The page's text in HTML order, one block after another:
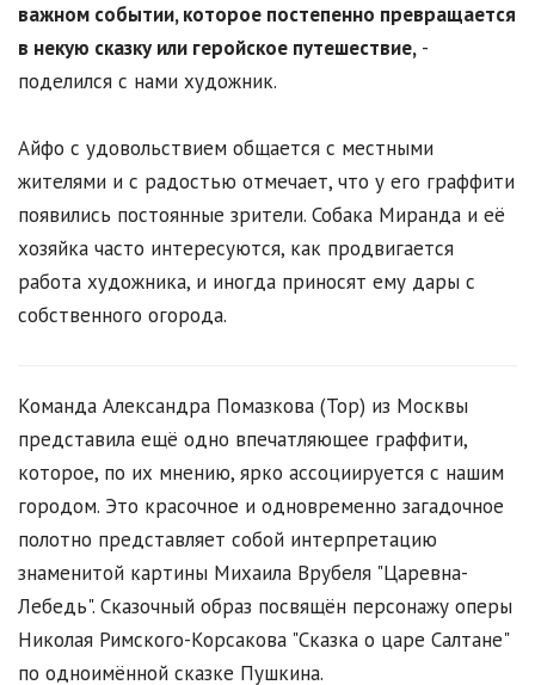
важном событии, которое постепенно превращается
в некую сказку или геройское путешествие, -
поделился с нами художник.
Айфо с удовольствием общается с местными
жителями и с радостью отмечает, что у его граффити
появились постоянные зрители. Собака Миранда и её
хозяйка часто интересуются, как продвигается
работа художника, и иногда приносят ему дары с
собственного огорода.
Команда Александра Помазкова (Тор) из Москвы
представила ещё одно впечатляющее граффити,
которое, по их мнению, ярко ассоциируется с нашим
городом. Это красочное и одновременно загадочное
полотно представляет собой интерпретацию
знаменитой картины Михаила Врубеля "Царевна-
Лебедь". Сказочный образ посвящён персонажу оперы
Николая Римского-Корсакова "Сказка о царе Салтане"
по одноимённой сказке Пушкина.